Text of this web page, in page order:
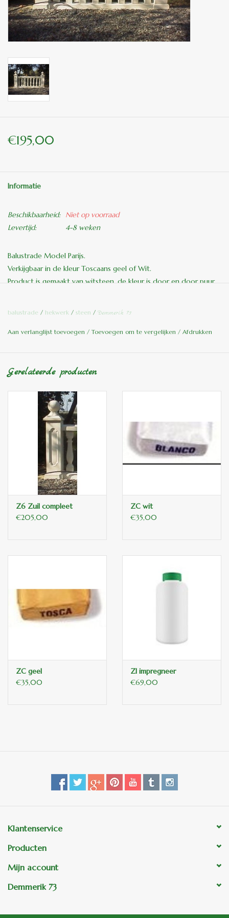
binnen en of buiten.
ANTIEK , Curiosa en
Replica's
Cadeau artikelen
Winkel decoratie
€195,00
Informatie
Beschikbaarheid:
Niet op voorraad
Levertijd:
4-8 weken
Balustrade Model Parijs.
Verkijgbaar in de kleur Toscaans geel of Wit.
Product is gemaakt van witsteen, de kleur is door en door puur
Bijpassende hoekzuil:
Gewicht: 97 KG
Bestellen enkel in winkel, per mail of per telefoon
balustrade / hekwerk / steen / Demmerik 73
Aan verlanglijst toevoegen / Toevoegen om te vergelijken / Afdrukken
Gerelateerde producten
Z6 Zuil compleet
€205,00
ZC wit
€35,00
ZC geel
€35,00
ZI impregneer
€69,00
Klantenservice
Producten
Mijn account
Demmerik 73